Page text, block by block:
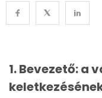
1.Bevezető: a